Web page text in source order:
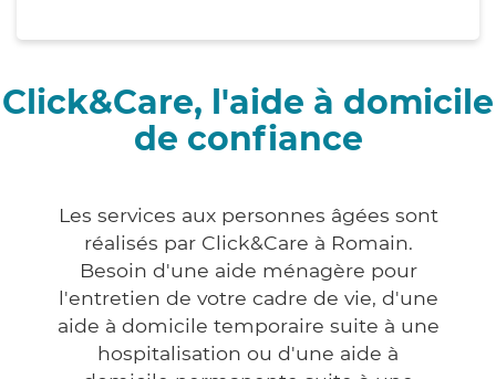
Click&Care, l'aide à domicile
de confiance
Les services aux personnes âgées sont
réalisés par Click&Care à Romain.
Besoin d'une aide ménagère pour
l'entretien de votre cadre de vie, d'une
aide à domicile temporaire suite à une
hospitalisation ou d'une aide à